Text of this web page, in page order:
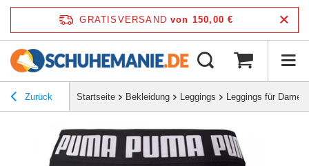
GRATISVERSAND von 150,00 €
Zurück Startseite Bekleidung Leggings Leggings für Damen